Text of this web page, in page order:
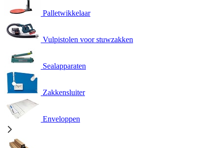
Palletwikkelaar
Vulpistolen voor stuwzakken
Sealapparaten
Zakkensluiter
Enveloppen